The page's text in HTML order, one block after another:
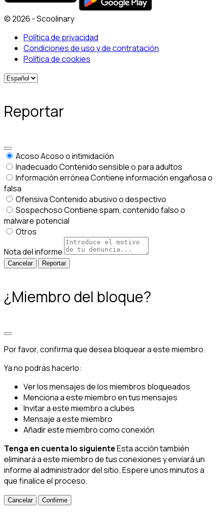
© 2026 - Scoolinary
Política de privacidad
Condiciones de uso y de contratación
Política de cookies
Reportar
AcosoAcoso o intimidación
InadecuadoContenido sensible o para adultos
Información erróneaContiene información engañosa o
falsa
OfensivaContenido abusivo o despectivo
SospechosoContiene spam, contenido falso o
malware potencial
Otros
Nota del informe
Reportar
¿Miembro del bloque?
Por favor, confirma que desea bloquear a este miembro.
Ya no podrás hacerlo:
Ver los mensajes de los miembros bloqueados
Menciona a este miembro en tus mensajes
Invitar a este miembro a clubes
Mensaje a este miembro
Añadir este miembro como conexión
Tenga en cuenta lo siguienteEsta acción también
eliminará a este miembro de tus conexiones y enviará un
informe al administrador del sitio. Espere unos minutos a
que finalice el proceso.
Confirme